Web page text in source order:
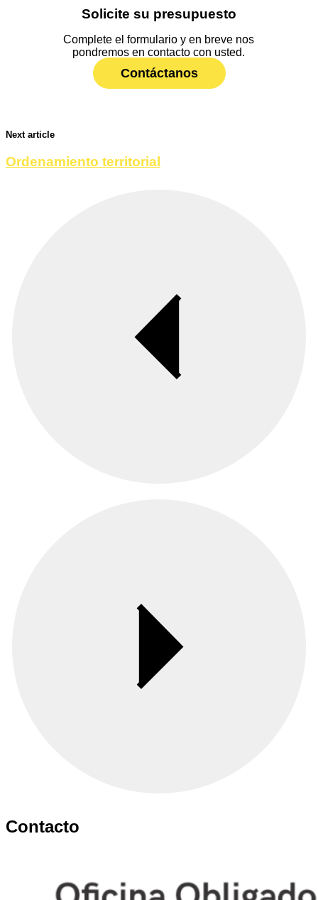
Solicite su presupuesto
Complete el formulario y en breve nos
pondremos en contacto con usted.
Contáctanos
Next article
Ordenamiento territorial
Contacto